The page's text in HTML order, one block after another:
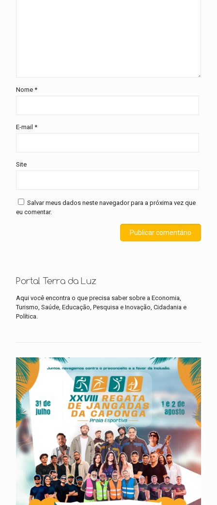
Nome *
E-mail *
Site
Salvar meus dados neste navegador para a próxima vez que
eu comentar.
Portal Terra da Luz
Aqui você encontra o que precisa saber sobre a Economia,
Turismo, Saúde, Educação, Pesquisa e Inovação, Cidadania e
Política.